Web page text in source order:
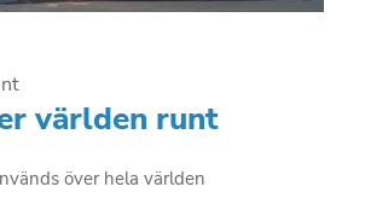
världen runt
över hela världen